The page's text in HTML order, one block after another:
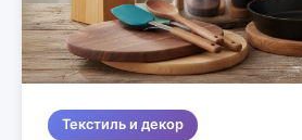
Текстиль и декор